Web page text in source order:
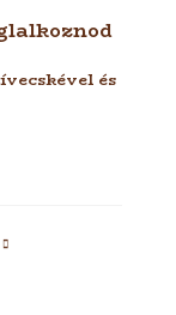
és